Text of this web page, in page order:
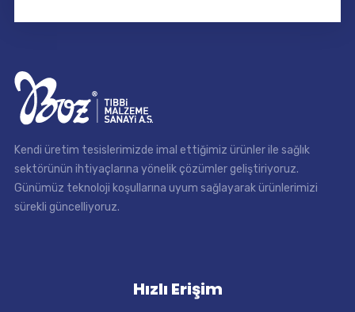
Kendi üretim tesislerimizde imal ettiğimiz ürünler ile sağlık
sektörünün ihtiyaçlarına yönelik çözümler geliştiriyoruz.
Günümüz teknoloji koşullarına uyum sağlayarak ürünlerimizi
sürekli güncelliyoruz.
Hızlı Erişim